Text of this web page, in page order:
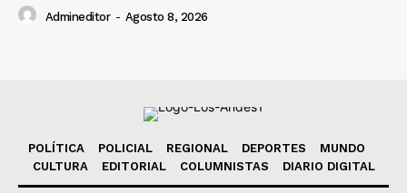
Admineditor - Agosto 8, 2026
POLÍTICA POLICIAL REGIONAL DEPORTES
MUNDO
CULTURA
EDITORIAL COLUMNISTAS DIARIO DIGITAL